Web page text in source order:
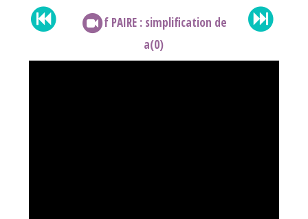
f PAIRE : simplification de
a(0)